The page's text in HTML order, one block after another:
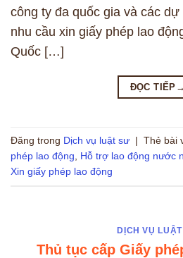
công ty đa quốc gia và các
nhu cầu xin giấy phép lao
Quốc […]
ĐỌC TIẾP →
Đăng trong Dịch vụ luật sư | Thẻ bài
phép lao động, Hỗ trợ lao động nước
Xin giấy phép lao động
DỊCH VỤ
Thủ tục cấp Giấy